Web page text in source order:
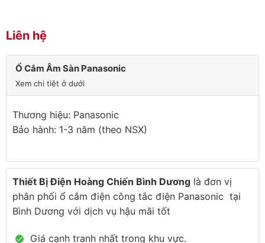
Liên hệ
Ổ Cắm Âm Sàn Panasonic
Xem chi tiêt ở dưới
Thương hiệu: Panasonic
Bảo hành: 1-3 năm (theo NSX)
Thiết Bị Điện Hoàng Chiến Bình Dương là đơn vị
phân phối ổ cắm điện công tắc điện Panasonic tại
Bình Dương với dịch vụ hậu mãi tốt
Giá cạnh tranh nhất trong khu vực.